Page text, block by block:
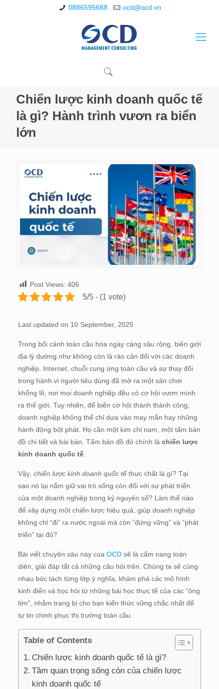
0886595688 ocd@ocd.vn
Chiến lược kinh doanh quốc tế
là gì? Hành trình vươn ra biển
lớn
Post Views: 406
5/5 - (1 vote)
Last updated on 10 September, 2025
Trong bối cảnh toàn cầu hóa ngày càng sâu rộng, biên giới
địa lý dường như không còn là rào cản đối với các doanh
nghiệp. Internet, chuỗi cung ứng toàn cầu và sự thay đổi
trong hành vi người tiêu dùng đã mở ra một sân chơi
khổng lồ, nơi mọi doanh nghiệp đều có cơ hội vươn mình
ra thế giới. Tuy nhiên, để biến cơ hội thành thành công,
doanh nghiệp không thể chỉ dựa vào may mắn hay những
hành động bột phát. Họ cần một kim chỉ nam, một tấm bản
đồ chi tiết và bài bản. Tấm bản đồ đó chính là chiến lược
kinh doanh quốc tế.
Vậy, chiến lược kinh doanh quốc tếthực chất là gì? Tại
sao nó lại nắm giữ vai trò sống còn đối với sự phát triển
của một doanh nghiệp trong kỷ nguyên số? Làm thế nào
để xây dựng một chiến lược hiệu quả, giúp doanh nghiệp
không chỉ “đi” ra nước ngoài mà còn “đứng vững” và “phát
triển” tại đó?
Bài viết chuyên sâu này của OCDsẽ là cẩm nang toàn
diện, giải đáp tất cả những câu hỏi trên. Chúng ta sẽ cùng
nhau bóc tách từng lớp ý nghĩa, khám phá các mô hình
kinh điển và học hỏi từ những bài học thực tế của các “ông
lớn”, nhằm trang bị cho bạn kiến thức vững chắc nhất để
tự tin chinh phục thị trường toàn cầu.
Table of Contents
Chiến lược kinh doanh quốc tế là gì?
Tầm quan trọng sống còn của chiến lược
kinh doanh quốc tế